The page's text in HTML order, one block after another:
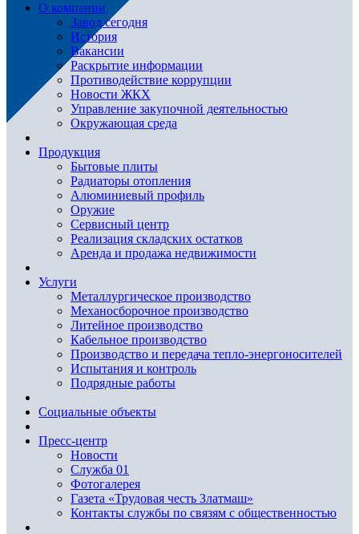
О компании
Завод сегодня
История
Вакансии
Раскрытие информации
Противодействие коррупции
Новости ЖКХ
Управление закупочной деятельностью
Окружающая среда
Продукция
Бытовые плиты
Радиаторы отопления
Алюминиевый профиль
Оружие
Сервисный центр
Реализация складских остатков
Аренда и продажа недвижимости
Услуги
Металлургическое производство
Механосборочное производство
Литейное производство
Кабельное производство
Производство и передача тепло-энергоносителей
Испытания и контроль
Подрядные работы
Социальные объекты
Пресс-центр
Новости
Служба 01
Фотогалерея
Газета «Трудовая честь Златмаш»
Контакты службы по связям с общественностью